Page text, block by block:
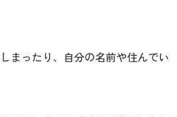
まったり、自分の名前や住んでい